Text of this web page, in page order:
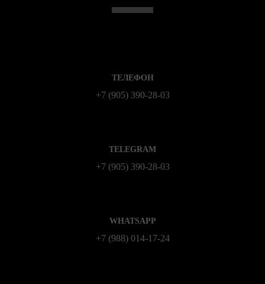
ТЕЛЕФОН
+7 (905) 390-28-03
TELEGRAM
+7 (905) 390-28-03
WHATSAPP
+7 (988) 014‑17‑24